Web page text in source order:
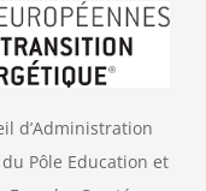
d’Administration
Pôle Education et